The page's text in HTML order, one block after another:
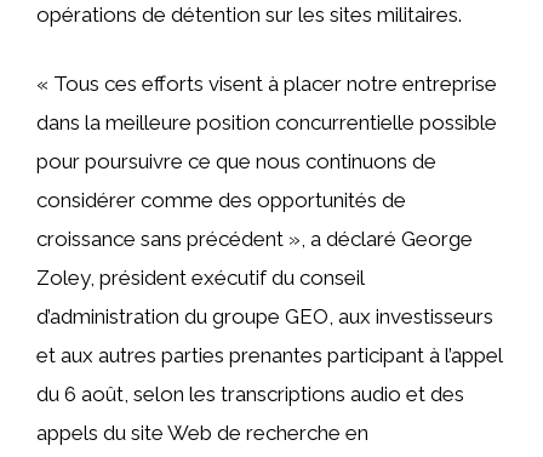
opérations de détention sur les sites militaires.
« Tous ces efforts visent à placer notre entreprise
dans la meilleure position concurrentielle possible
pour poursuivre ce que nous continuons de
considérer comme des opportunités de
croissance sans précédent », a déclaré George
Zoley, président exécutif du conseil
d’administration du groupe GEO, aux investisseurs
et aux autres parties prenantes participant à l’appel
du 6 août, selon les transcriptions audio et des
appels du site Web de recherche en